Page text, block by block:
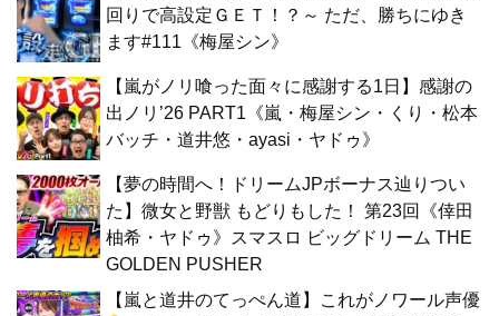
回りで高設定ＧＥＴ！？～ ただ、勝ちにゆき
ます#111《梅屋シン》
【嵐がノリ喰った面々に感謝する1日】感謝の
出ノリ’26 PART1《嵐・梅屋シン・くり・松本
バッチ・道井悠・ayasi・ヤドゥ》
【夢の時間へ！ドリームJPボーナス辿りつい
た】微女と野獣 もどりもした！ 第23回《倖田
柚希・ヤドゥ》スマスロ ビッグドリーム THE
GOLDEN PUSHER
【嵐と道井のてっぺん道】これがノワール声優